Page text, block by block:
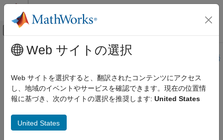
コンテンツへスキップ
オフキャンバス ナビゲーション メ
ドキュメンテーションのホーム
Satellite Communications Toolbox
シナリオの生成と可視化
minus、-
メインコンテンツ
このページは機械翻訳を使用して翻訳されました。最新版の英語
minus、-
四元数の減算
Web サイトの選択
Web サイトを選択すると、翻訳されたコンテンツにアクセス
し、地域のイベントやサービスを確認できます。現在の位置情
報に基づき、次のサイトの選択を推奨します: United States
United States